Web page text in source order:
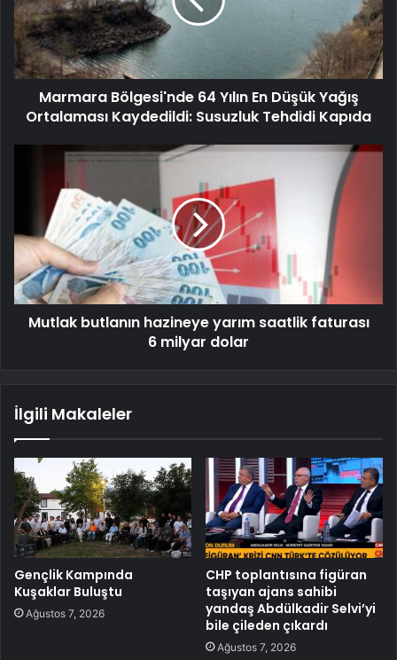
Marmara Bölgesi'nde 64 Yılın En Düşük Yağış
Ortalaması Kaydedildi: Susuzluk Tehdidi Kapıda
Mutlak butlanın hazineye yarım saatlik faturası
6 milyar dolar
İlgili Makaleler
Gençlik Kampında
Kuşaklar Buluştu
Ağustos 7, 2026
CHP toplantısına figüran
taşıyan ajans sahibi
yandaş Abdülkadir Selvi’yi
bile çileden çıkardı
Ağustos 7, 2026